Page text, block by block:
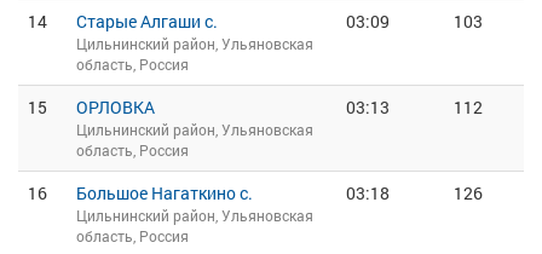
14 Старые Алгаши с.
Цильнинский район, Ульяновская
область, Россия
03:09 103
15 ОРЛОВКА
Цильнинский район, Ульяновская
область, Россия
03:13 112
16 Большое Нагаткино с.
Цильнинский район, Ульяновская
область, Россия
03:18 126